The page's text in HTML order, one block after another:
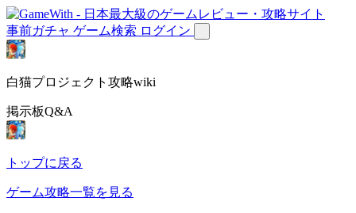
事前ガチャ ゲーム検索 ログイン
白猫プロジェクト攻略wiki
掲示板Q&A
トップに戻る
ゲーム攻略一覧を見る